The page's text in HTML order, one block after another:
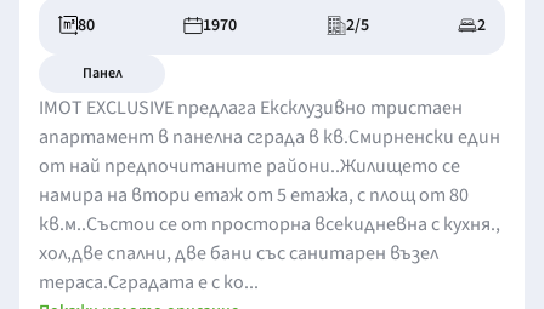
80 1970 2/5 2
Панел
IMOT EXCLUSIVE предлага Ексклузивно тристаен
апартамент в панелна сграда в кв.Смирненски един
от най предпочитаните райони..Жилището се
намира на втори етаж от 5 етажа, с площ от 80
кв.м..Състои се от просторна всекидневна с кухня.,
хол,две спални, две бани със санитарен възел
тераса.Сградата е с ко...